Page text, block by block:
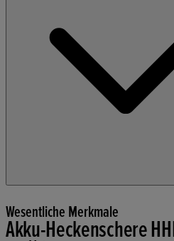
Wesentliche Merkmale
Akku-Heckenschere